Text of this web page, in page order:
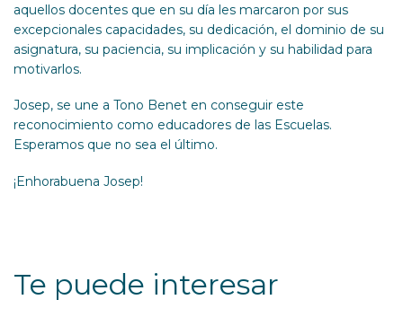
aquellos docentes que en su día les marcaron por sus
excepcionales capacidades, su dedicación, el dominio de su
asignatura, su paciencia, su implicación y su habilidad para
motivarlos.
Josep, se une a Tono Benet en conseguir este
reconocimiento como educadores de las Escuelas.
Esperamos que no sea el último.
¡Enhorabuena Josep!
Te puede interesar